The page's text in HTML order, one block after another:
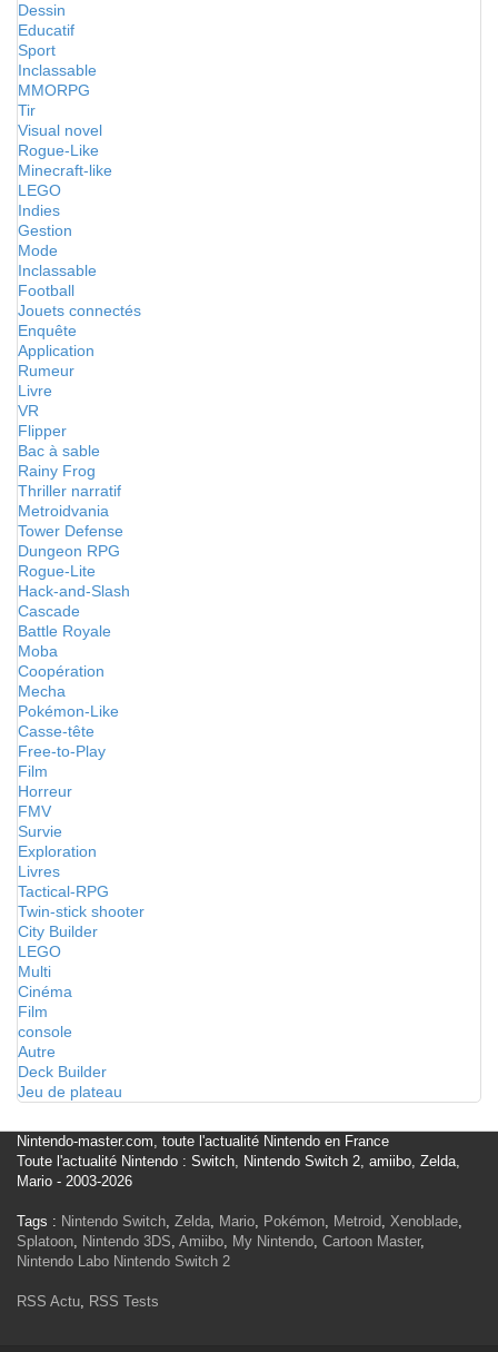
Dessin
Educatif
Sport
Inclassable
MMORPG
Tir
Visual novel
Rogue-Like
Minecraft-like
LEGO
Indies
Gestion
Mode
Inclassable
Football
Jouets connectés
Enquête
Application
Rumeur
Livre
VR
Flipper
Bac à sable
Rainy Frog
Thriller narratif
Metroidvania
Tower Defense
Dungeon RPG
Rogue-Lite
Hack-and-Slash
Cascade
Battle Royale
Moba
Coopération
Mecha
Pokémon-Like
Casse-tête
Free-to-Play
Film
Horreur
FMV
Survie
Exploration
Livres
Tactical-RPG
Twin-stick shooter
City Builder
LEGO
Multi
Cinéma
Film
console
Autre
Deck Builder
Jeu de plateau
Nintendo-master.com, toute l'actualité Nintendo en France
Toute l'actualité Nintendo : Switch, Nintendo Switch 2, amiibo, Zelda,
Mario - 2003-2026
Tags : Nintendo Switch, Zelda, Mario, Pokémon, Metroid, Xenoblade,
Splatoon, Nintendo 3DS, Amiibo, My Nintendo, Cartoon Master,
Nintendo Labo Nintendo Switch 2
RSS Actu, RSS Tests